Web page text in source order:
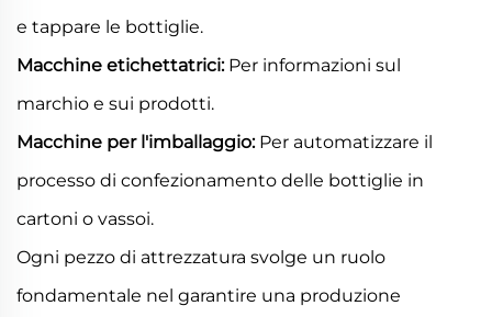
e tappare le bottiglie.
Macchine etichettatrici: Per informazioni sul
marchio e sui prodotti.
Macchine per l'imballaggio: Per automatizzare il
processo di confezionamento delle bottiglie in
cartoni o vassoi.
Ogni pezzo di attrezzatura svolge un ruolo
fondamentale nel garantire una produzione